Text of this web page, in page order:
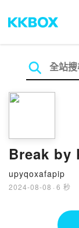
Break by
upyqoxafapip
2024-08-08 · 6 秒